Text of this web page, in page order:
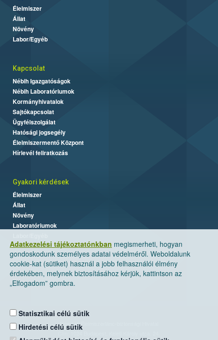
Adatkezelési tájékoztatónkban megismerheti, hogyan
gondoskodunk személyes adatai védelméről. Weboldalunk
cookie-kat (sütiket) használ a jobb felhasználói élmény
érdekében, melynek biztosításához kérjük, kattintson az
„Elfogadom” gombra.
Statisztikai célú sütik
Hirdetési célú sütik
Élelmiszer
Állat
Növény
Labor/Egyéb
Kapcsolat
Nébih Igazgatóságok
Nébih Laboratóriumok
Kormányhivatalok
Sajtókapcsolat
Ügyfélszolgálat
Hatósági jogsegély
Élelmiszermentő Központ
Hírlevél feliratkozás
Gyakori kérdések
Élelmiszer
Állat
Növény
Laboratóriumok
Nemzeti Élelmiszerlánc-biztonsági Hivatal